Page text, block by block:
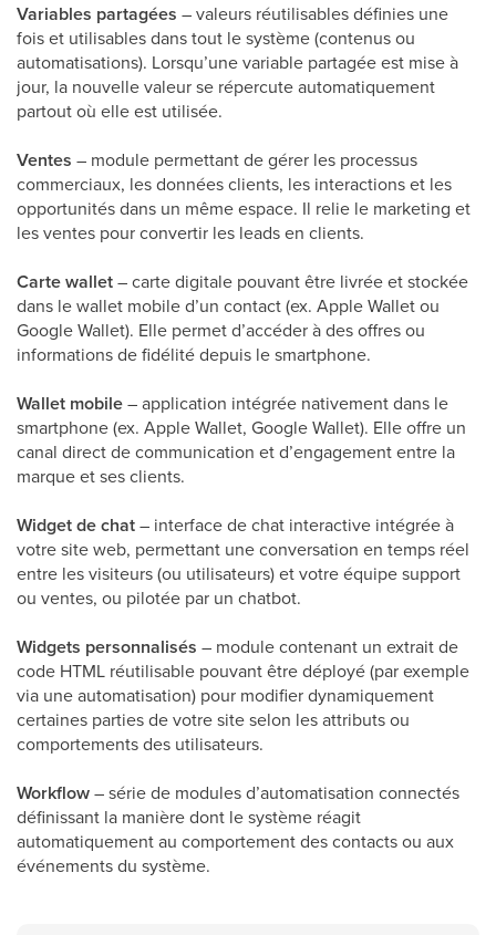
Variables partagées – valeurs réutilisables définies une
fois et utilisables dans tout le système (contenus ou
automatisations). Lorsqu’une variable partagée est mise à
jour, la nouvelle valeur se répercute automatiquement
partout où elle est utilisée.
Ventes – module permettant de gérer les processus
commerciaux, les données clients, les interactions et les
opportunités dans un même espace. Il relie le marketing et
les ventes pour convertir les leads en clients.
Carte wallet– carte digitale pouvant être livrée et stockée
dans le wallet mobile d’un contact (ex. Apple Wallet ou
Google Wallet). Elle permet d’accéder à des offres ou
informations de fidélité depuis le smartphone.
Wallet mobile– application intégrée nativement dans le
smartphone (ex. Apple Wallet, Google Wallet). Elle offre un
canal direct de communication et d’engagement entre la
marque et ses clients.
Widget de chat– interface de chat interactive intégrée à
votre site web, permettant une conversation en temps réel
entre les visiteurs (ou utilisateurs) et votre équipe support
ou ventes, ou pilotée par un chatbot.
Widgets personnalisés – module contenant un extrait de
code HTML réutilisable pouvant être déployé (par exemple
via une automatisation) pour modifier dynamiquement
certaines parties de votre site selon les attributs ou
comportements des utilisateurs.
Workflow– série de modules d’automatisation connectés
définissant la manière dont le système réagit
automatiquement au comportement des contacts ou aux
événements du système.